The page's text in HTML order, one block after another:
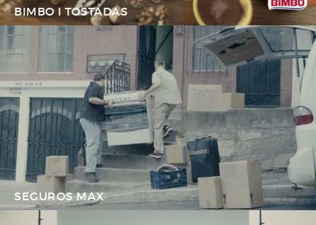
BIMBO I TOSTADAS
SEGUROS MAX